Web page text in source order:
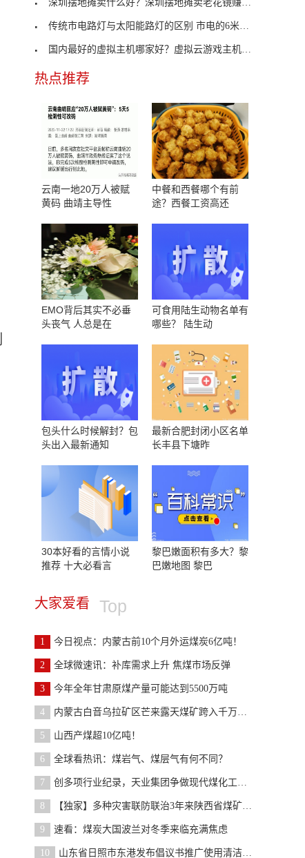
深圳摆地摊卖什么好？深圳摆地摊卖老花镜赚钱吗？
传统市电路灯与太阳能路灯的区别 市电的6米路灯价格
国内最好的虚拟主机哪家好？虚拟云游戏主机推荐
热点推荐
云南一地20万人被赋
黄码 曲靖主导性
中餐和西餐哪个有前
途？西餐工资高还
EMO背后其实不必垂
头丧气 人总是在
可食用陆生动物名单有
哪些？ 陆生动
包头什么时候解封？包
头出入最新通知
最新合肥封闭小区名单
长丰县下塘昨
30本好看的言情小说
推荐 十大必看言
黎巴嫩面积有多大？黎
巴嫩地图 黎巴
大家爱看 Top
1 今日视点：内蒙古前10个月外运煤炭6亿吨！
2 全球微速讯：补库需求上升 焦煤市场反弹
3 今年全年甘肃原煤产量可能达到5500万吨
4 内蒙古白音乌拉矿区芒来露天煤矿跨入千万吨级煤矿行
5 山西产煤超10亿吨！
6 全球看热讯：煤岩气、煤层气有何不同？
7 创多项行业纪录，天业集团争做现代煤化工产业领跑者
8 【独家】多种灾害联防联治3年来陕西省煤矿事故起数
9 速看：煤炭大国波兰对冬季来临充满焦虑
10 山东省日照市东港发布倡议书推广使用清洁煤炭